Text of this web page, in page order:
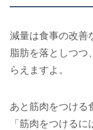
減量は食事の改善
脂肪を落としつつ
らえますよ。
あと筋肉をつける
「筋肉をつける